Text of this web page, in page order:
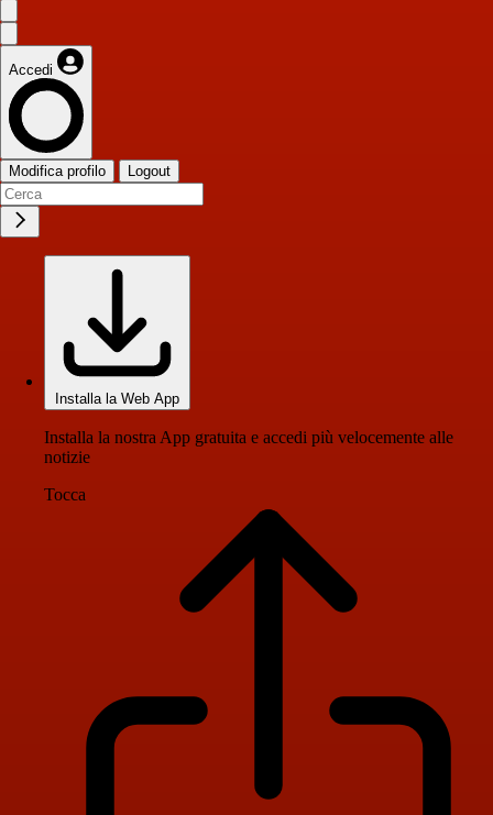
Accedi
Modifica profilo Logout
Installa la Web App
Installa la nostra App gratuita e accedi più velocemente alle
notizie
Tocca